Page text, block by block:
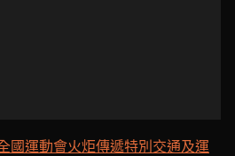
國運動會火炬傳遞特別交通及運